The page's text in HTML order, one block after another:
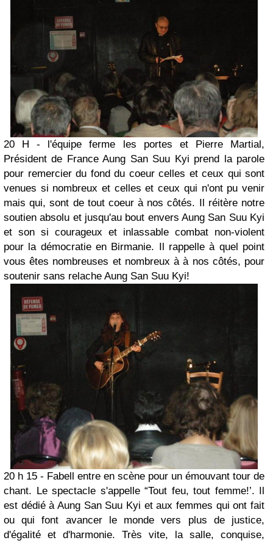
20 H - l'équipe ferme les portes et Pierre Martial,
Président de France Aung San Suu Kyi prend la parole
pour remercier du fond du coeur celles et ceux qui sont
venues si nombreux et celles et ceux qui n'ont pu venir
mais qui, sont de tout coeur à nos côtés. Il réitère notre
soutien absolu et jusqu'au bout envers Aung San Suu Kyi
et son si courageux et inlassable combat non-violent
pour la démocratie en Birmanie. Il rappelle à quel point
vous êtes nombreuses et nombreux à à nos côtés, pour
soutenir sans relache Aung San Suu Kyi!
20 h 15 - Fabell entre en scène pour un émouvant tour de
chant. Le spectacle s'appelle “Tout feu, tout femme!’. Il
est dédié à Aung San Suu Kyi et aux femmes qui ont fait
ou qui font avancer le monde vers plus de justice,
d'égalité et d'harmonie. Très vite, la salle, conquise,